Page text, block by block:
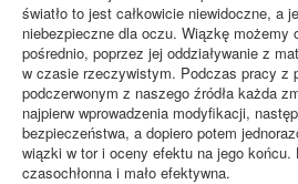
światło to jest całkowicie niewidoczne, a
niebezpieczne dla oczu. Wiązkę możemy
pośrednio, poprzez jej oddziaływanie z
w czasie rzeczywistym. Podczas pracy z
podczerwonym z naszego źródła każda
najpierw wprowadzenia modyfikacji,
bezpieczeństwa, a dopiero potem
wiązki w tor i oceny efektu na jego końcu.
czasochłonna i mało efektywna.